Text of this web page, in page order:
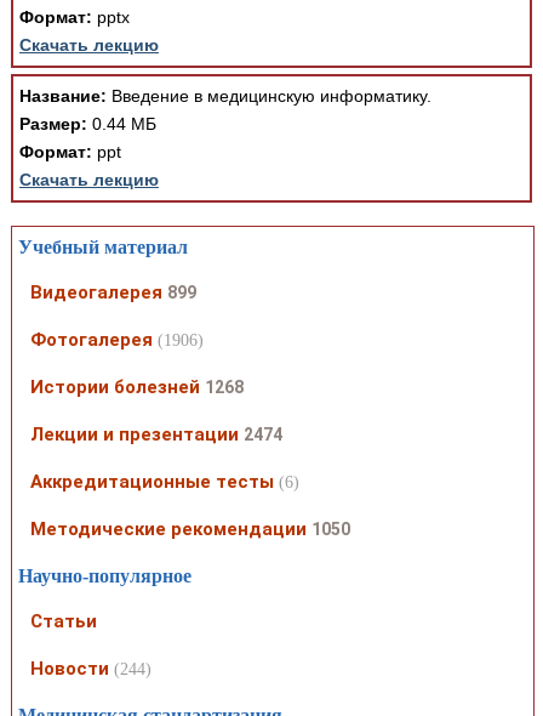
Формат: pptx
Скачать лекцию
Название: Введение в медицинскую информатику.
Размер: 0.44 МБ
Формат: ppt
Скачать лекцию
Учебный материал
Видеогалерея 899
Фотогалерея (1906)
Истории болезней 1268
Лекции и презентации 2474
Аккредитационные тесты (6)
Методические рекомендации 1050
Научно-популярное
Статьи
Новости (244)